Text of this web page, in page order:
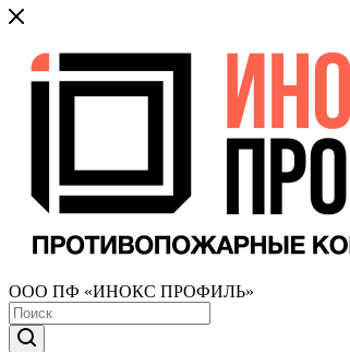
ООО ПФ «ИНОКС ПРОФИЛЬ»